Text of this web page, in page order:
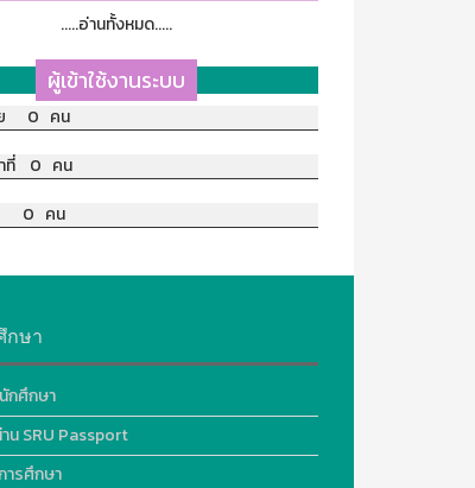
.....อ่านทั้งหมด.....
ผู้เข้าใช้งานระบบ
ย 0 คน
าที่ 0 คน
ง 0 คน
กษา
กศึกษา
น SRU Passport
ารศึกษา